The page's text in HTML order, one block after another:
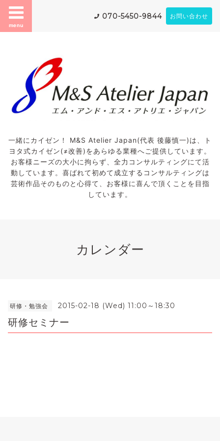
menu
070-5450-9844 お問い合わせ
一緒にカイゼン！ M&S Atelier Japan(代表 後藤慎一)は、ト
ヨタ式カイゼン(≠改善)をあらゆる業種へご提供しています。
お客様ニーズの大小に拘らず、全力コンサルティングにて活
動しています。喜ばれて初めて成立するコンサルティングは
芸術作品そのものと心得て、お客様に喜んで頂くことを目指
しています。
カレンダー
研修・勉強会 2015-02-18 (Wed) 11:00～18:30
研修セミナー